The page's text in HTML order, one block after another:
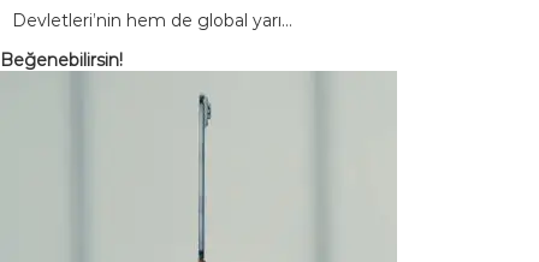
Devletleri’nin hem de global yarı…
Beğenebilirsin!